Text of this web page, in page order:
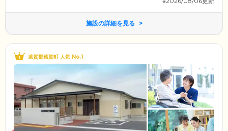
施設の詳細を見る
遠賀郡遠賀町 人気 No.1